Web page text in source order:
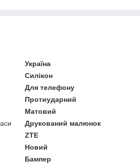
Україна
Силікон
Для телефону
Протиударний
Матовий
Друкований малюнок
ZTE
Новий
Бампер